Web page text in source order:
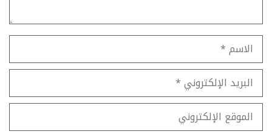
الاسم
البريد
الإلكتروني
الموقع
الإلكتروني